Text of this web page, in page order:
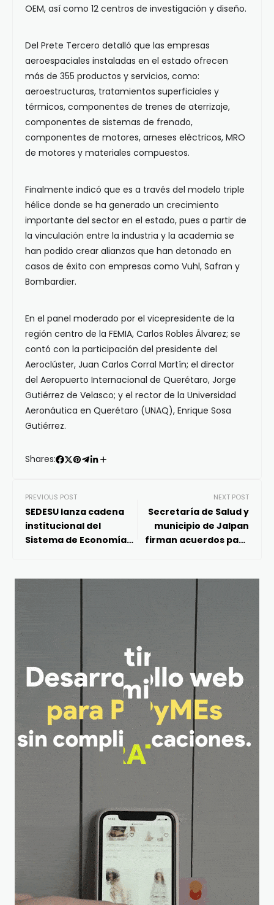
OEM, así como 12 centros de investigación y diseño.
Del Prete Tercero detalló que las empresas
aeroespaciales instaladas en el estado ofrecen
más de 355 productos y servicios, como:
aeroestructuras, tratamientos superficiales y
térmicos, componentes de trenes de aterrizaje,
componentes de sistemas de frenado,
componentes de motores, arneses eléctricos, MRO
de motores y materiales compuestos.
Finalmente indicó que es a través del modelo triple
hélice donde se ha generado un crecimiento
importante del sector en el estado, pues a partir de
la vinculación entre la industria y la academia se
han podido crear alianzas que han detonado en
casos de éxito con empresas como Vuhl, Safran y
Bombardier.
En el panel moderado por el vicepresidente de la
región centro de la FEMIA, Carlos Robles Álvarez; se
contó con la participación del presidente del
Aeroclúster, Juan Carlos Corral Martín; el director
del Aeropuerto Internacional de Querétaro, Jorge
Gutiérrez de Velasco; y el rector de la Universidad
Aeronáutica en Querétaro (UNAQ), Enrique Sosa
Gutiérrez.
Shares:
PREVIOUS POST
SEDESU lanza cadena
institucional del
Sistema de Economía
NEXT POST
Secretaría de Salud y
municipio de Jalpan
firman acuerdos para